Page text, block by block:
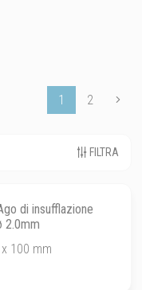
1 2
FILTRA
di insufflazione
2.0mm
100 mm